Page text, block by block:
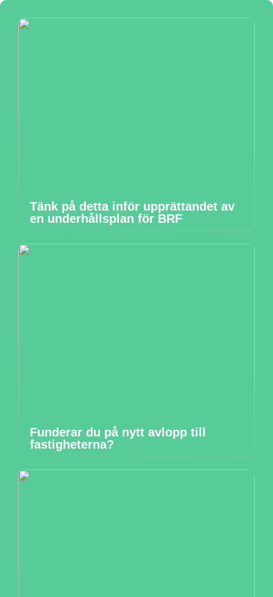
Tänk på detta inför upprättandet av
en underhållsplan för BRF
Funderar du på nytt avlopp till
fastigheterna?